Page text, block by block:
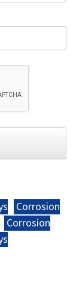
Corrosion
Corrosion